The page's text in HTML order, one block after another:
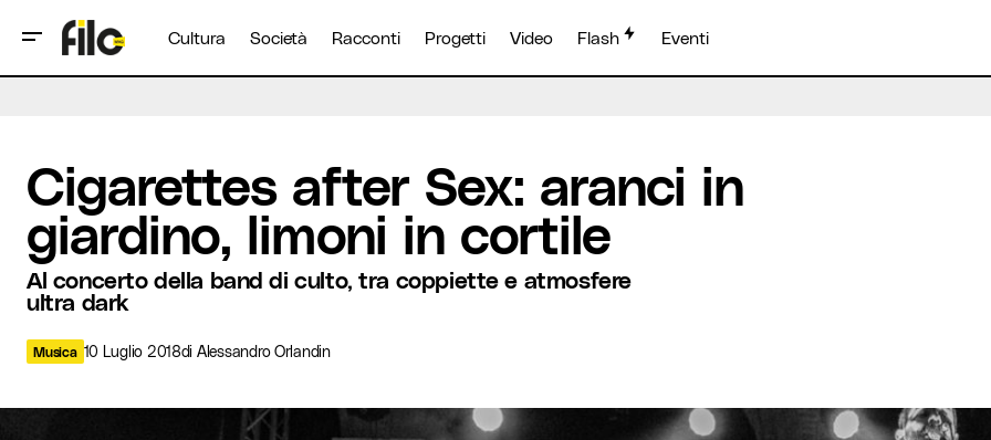
Cultura Società Racconti Progetti Video Flash Eventi
Cigarettes after Sex: aranci in
giardino, limoni in cortile
Al concerto della band di culto, tra coppiette e atmosfere
ultra dark
Musica 10 Luglio 2018di Alessandro Orlandin